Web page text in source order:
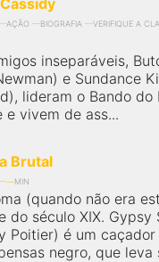
AÇÃO BIOGRAFIA
VERIFIQUE A
inseparáveis,
e Sundance
lideram o Bando do
e vivem de ass...
Brutal
MIN
(quando não era
do século XIX. Gypsy
Poitier) é um
negro, que leva